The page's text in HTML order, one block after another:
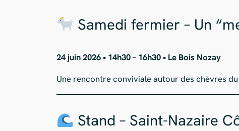
Samedi fermier – Un
24 juin 2026 • 14h30 – 16h30 • Le Bois Nozay
Une rencontre conviviale autour des chèvres
Stand – Saint-Nazaire